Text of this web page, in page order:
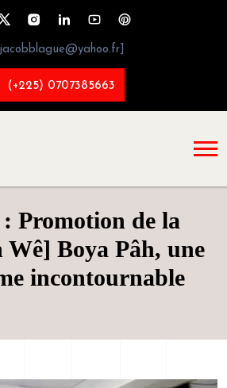
[jacobblague@yahoo.fr]
(+225) 0707385663
Promotion de la
Boya Pâh, une
incontournable